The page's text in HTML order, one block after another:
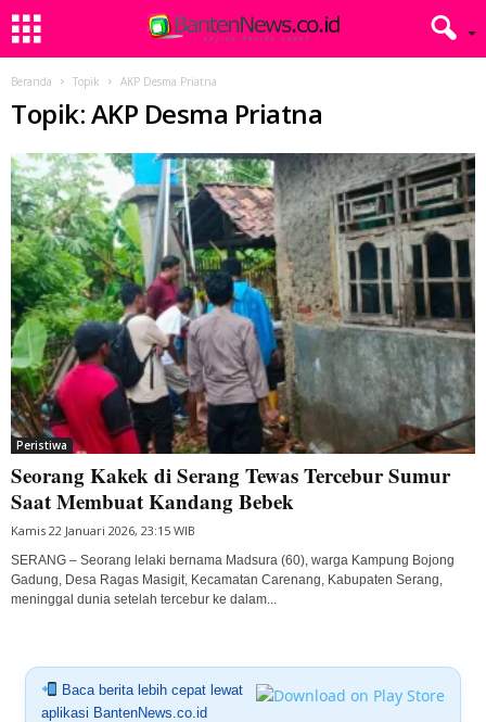
Beranda Topik AKP Desma Priatna
Topik: AKP Desma Priatna
Peristiwa
Seorang Kakek di Serang Tewas Tercebur Sumur
Saat Membuat Kandang Bebek
Kamis 22 Januari 2026, 23:15 WIB
SERANG – Seorang lelaki bernama Madsura (60), warga Kampung Bojong
Gadung, Desa Ragas Masigit, Kecamatan Carenang, Kabupaten Serang,
meninggal dunia setelah tercebur ke dalam...
Baca berita lebih cepat lewat
aplikasi BantenNews.co.id